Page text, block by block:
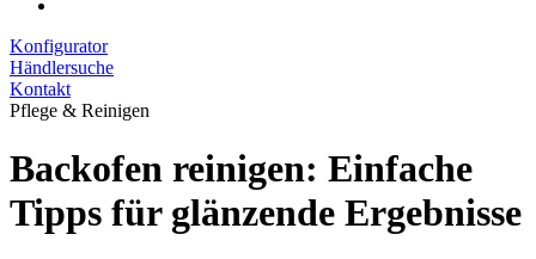
Konfigurator
Händlersuche
Kontakt
Pflege & Reinigen
Backofen reinigen: Einfache
Tipps für glänzende Ergebnisse